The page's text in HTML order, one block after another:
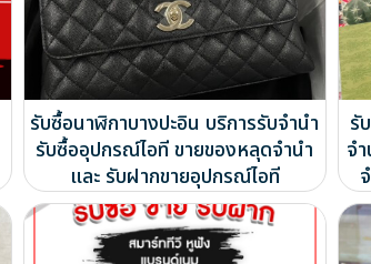
รับซื้อนาฬิกาบางปะอิน บริการรับจำนำ
รับซื้ออุปกรณ์ไอที ขายของหลุดจำนำ
และ รับฝากขายอุปกรณ์ไอที
รั
จ